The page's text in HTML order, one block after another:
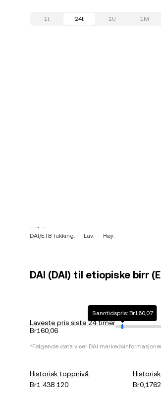
1t 24t 1U 1M
-- ~ --
DAI/ETB-lukking: -- Lav: -- Høy: --
DAI (DAI) til etiopiske birr
Laveste pris siste 24 timer
Br160,06
Sanntidspris: Br160,07
*Følgende data viser DAI
Historisk toppnivå
Br1 438 120